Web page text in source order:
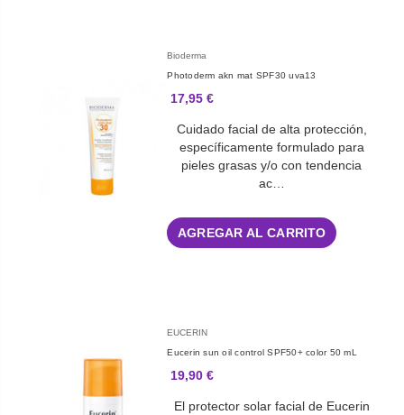
Bioderma
Photoderm akn mat SPF30 uva13
17,95 €
Cuidado facial de alta protección,
específicamente formulado para
pieles grasas y/o con tendencia
ac…
AGREGAR AL CARRITO
EUCERIN
Eucerin sun oil control SPF50+ color 50 mL
19,90 €
El protector solar facial de Eucerin